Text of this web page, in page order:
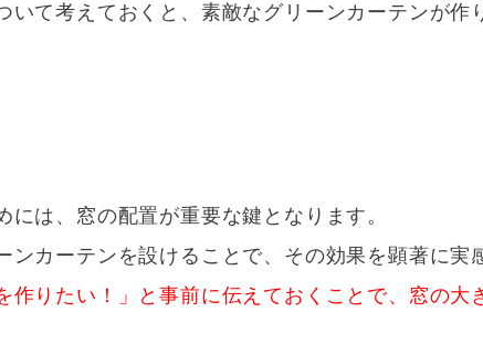
て考えておくと、素敵なグリーンカーテンが作
は、窓の配置が重要な鍵となります。
カーテンを設けることで、その効果を顕著に実
りたい！」と事前に伝えておくことで、窓の大